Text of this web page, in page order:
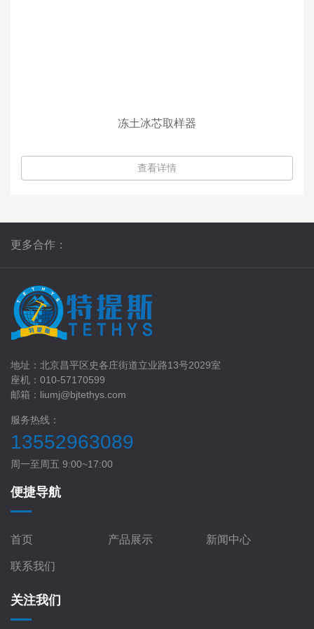
冻土冰芯取样器
查看详情
更多合作：
地址：北京昌平区史各庄街道立业路13号2029室
座机：010-57170599
邮箱：liumj@bjtethys.com
服务热线：
13552963089
周一至周五 9:00~17:00
便捷导航
首页 产品展示 新闻中心
联系我们
关注我们